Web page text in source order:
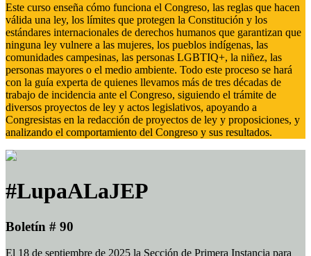
Este curso enseña cómo funciona el Congreso, las reglas que hacen
válida una ley, los límites que protegen la Constitución y los
estándares internacionales de derechos humanos que garantizan que
ninguna ley vulnere a las mujeres, los pueblos indígenas, las
comunidades campesinas, las personas LGBTIQ+, la niñez, las
personas mayores o el medio ambiente. Todo este proceso se hará
con la guía experta de quienes llevamos más de tres décadas de
trabajo de incidencia ante el Congreso, siguiendo el trámite de
diversos proyectos de ley y actos legislativos, apoyando a
Congresistas en la redacción de proyectos de ley y proposiciones, y
analizando el comportamiento del Congreso y sus resultados.
#LupaALaJEP
Boletín # 90
El 18 de septiembre de 2025 la Sección de Primera Instancia para